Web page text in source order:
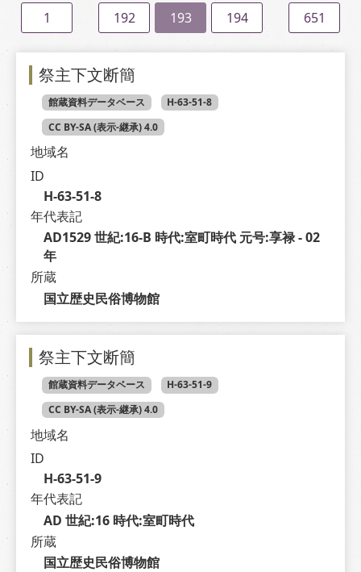
1 192 193 194 651
祭主下文断簡
館蔵資料データベース
H-63-51-8
CC BY-SA (表示-継承) 4.0
地域名
ID
H-63-51-8
年代表記
AD1529 世紀:16-B 時代:室町時代 元号:享禄 - 02
年
所蔵
国立歴史民俗博物館
祭主下文断簡
館蔵資料データベース
H-63-51-9
CC BY-SA (表示-継承) 4.0
地域名
ID
H-63-51-9
年代表記
AD 世紀:16 時代:室町時代
所蔵
国立歴史民俗博物館